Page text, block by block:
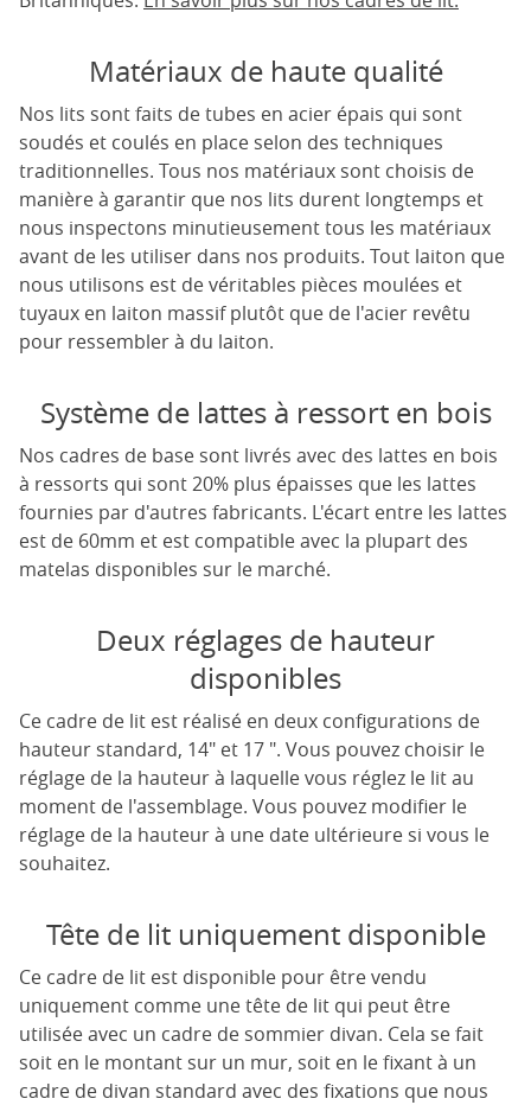
Matériaux de haute qualité
Nos lits sont faits de tubes en acier épais qui sont
soudés et coulés en place selon des techniques
traditionnelles. Tous nos matériaux sont choisis de
manière à garantir que nos lits durent longtemps et
nous inspectons minutieusement tous les matériaux
avant de les utiliser dans nos produits. Tout laiton que
nous utilisons est de véritables pièces moulées et
tuyaux en laiton massif plutôt que de l'acier revêtu
pour ressembler à du laiton.
Système de lattes à ressort en bois
Nos cadres de base sont livrés avec des lattes en bois
à ressorts qui sont 20% plus épaisses que les lattes
fournies par d'autres fabricants. L'écart entre les lattes
est de 60mm et est compatible avec la plupart des
matelas disponibles sur le marché.
Deux réglages de hauteur
disponibles
Ce cadre de lit est réalisé en deux configurations de
hauteur standard, 14" et 17 ". Vous pouvez choisir le
réglage de la hauteur à laquelle vous réglez le lit au
moment de l'assemblage. Vous pouvez modifier le
réglage de la hauteur à une date ultérieure si vous le
souhaitez.
Tête de lit uniquement disponible
Ce cadre de lit est disponible pour être vendu
uniquement comme une tête de lit qui peut être
utilisée avec un cadre de sommier divan. Cela se fait
soit en le montant sur un mur, soit en le fixant à un
cadre de divan standard avec des fixations que nous